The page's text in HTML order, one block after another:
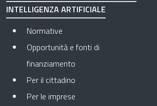
INTELLIGENZA ARTIFICIALE
Normative
Opportunità e fonti di
finanziamento
Per il cittadino
Per le imprese